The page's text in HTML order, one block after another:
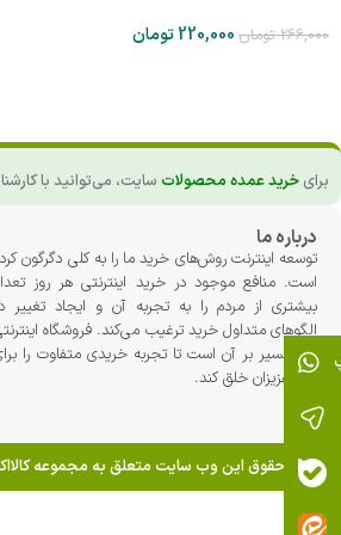
266,000 تومان 220,000تومان
برای خرید عمده محصولات سایت، می‌توانید با
درباره ما
توسعه اینترنت روش‌های خرید ما را به کلی دگرگون
است. منافع موجود در خرید اینترنتی هر روز
بیشتری از مردم را به تجربه آن و ایجاد تغییر
الگوهای متداول خرید ترغیب می‏‌کند. فروشگاه
کالا اکسیر بر آن است تا تجربه خریدی متفاوت را
شما عزیزان خلق کند.
تمامی حقوق این وب سایت متعلق به مجموعه